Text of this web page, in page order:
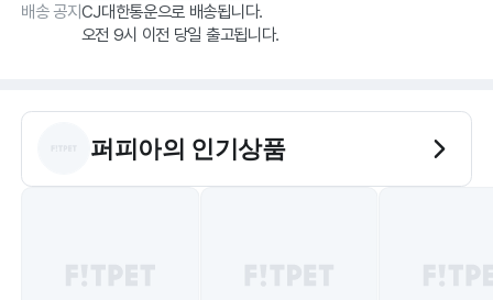
배송 공지 CJ대한통운으로 배송됩니다.
오전 9시 이전 당일 출고됩니다.
퍼피아의 인기상품